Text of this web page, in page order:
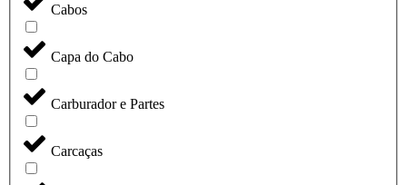
Cabos
Capa do Cabo
Carburador e Partes
Carcaças